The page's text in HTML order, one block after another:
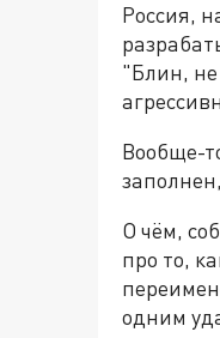
Россия,
"Блин, не
Вообще-
О чём,
про то,
одним